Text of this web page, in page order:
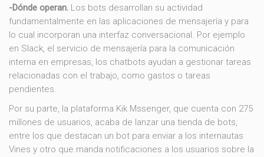
-Dónde operan. Los bots desarrollan su actividad
fundamentalmente en las aplicaciones de mensajería y para
lo cual incorporan una interfaz conversacional. Por ejemplo
en Slack, el servicio de mensajería para la comunicación
interna en empresas, los chatbots ayudan a gestionar tareas
relacionadas con el trabajo, como gastos o tareas
pendientes.
Por su parte, la plataforma Kik Mssenger, que cuenta con 275
millones de usuarios, acaba de lanzar una tienda de bots,
entre los que destacan un bot para enviar a los internautas
Vines y otro que manda notificaciones a los usuarios sobre la